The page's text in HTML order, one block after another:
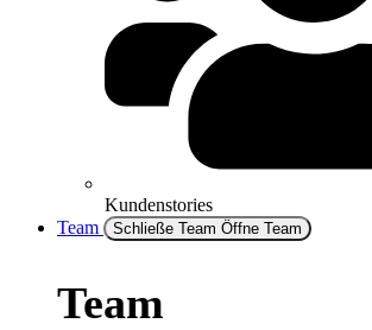
Kundenstories
Team
Schließe Team Öffne Team
Team